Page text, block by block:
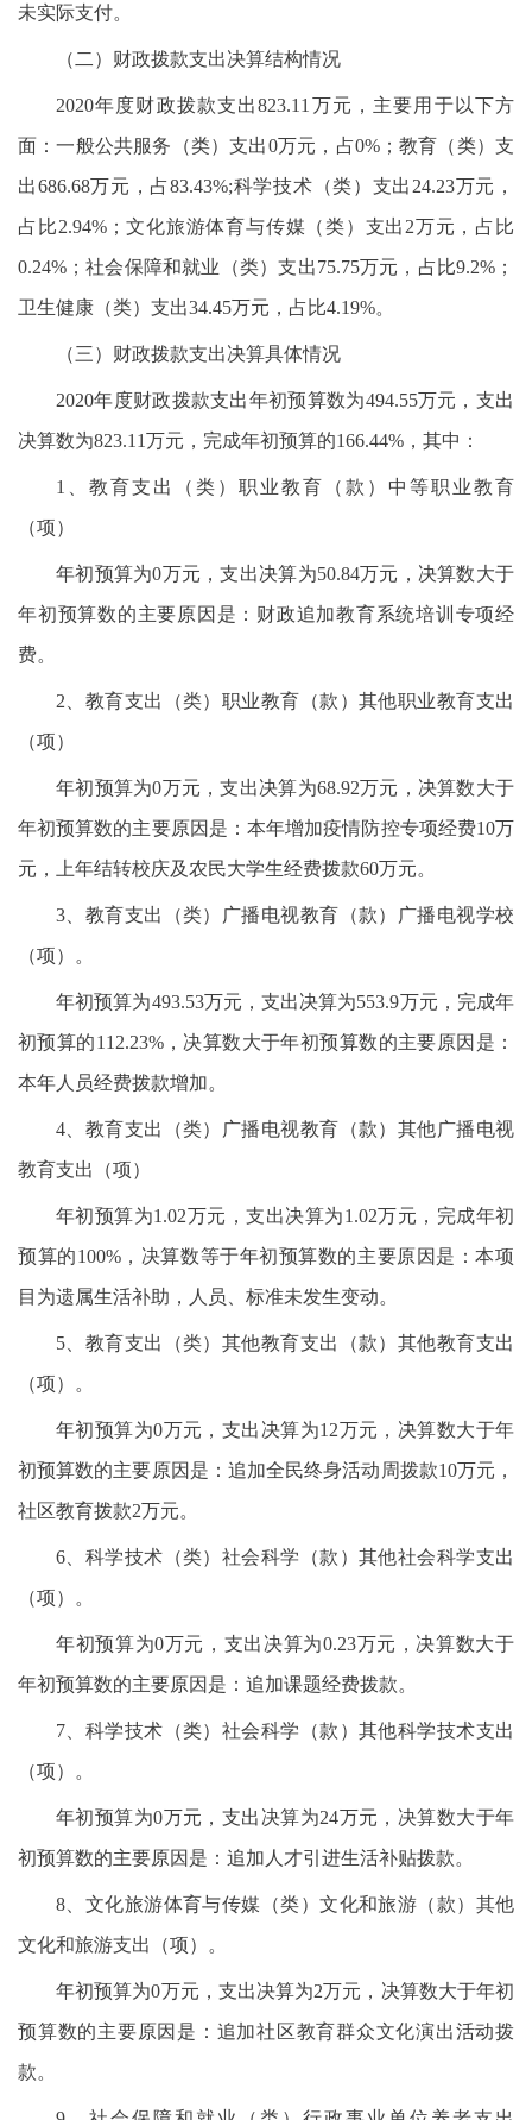
未实际支付。
（二）财政拨款支出决算结构情况
2020年度财政拨款支出823.11万元，主要用于以下方
面：一般公共服务（类）支出0万元，占0%；教育（类）支
出686.68万元，占83.43%;科学技术（类）支出24.23万元，
占比2.94%；文化旅游体育与传媒（类）支出2万元，占比
0.24%；社会保障和就业（类）支出75.75万元，占比9.2%；
卫生健康（类）支出34.45万元，占比4.19%。
（三）财政拨款支出决算具体情况
2020年度财政拨款支出年初预算数为494.55万元，支出
决算数为823.11万元，完成年初预算的166.44%，其中：
1、教育支出（类）职业教育（款）中等职业教育
（项）
年初预算为0万元，支出决算为50.84万元，决算数大于
年初预算数的主要原因是：财政追加教育系统培训专项经
费。
2、教育支出（类）职业教育（款）其他职业教育支出
（项）
年初预算为0万元，支出决算为68.92万元，决算数大于
年初预算数的主要原因是：本年增加疫情防控专项经费10万
元，上年结转校庆及农民大学生经费拨款60万元。
3、教育支出（类）广播电视教育（款）广播电视学校
（项）。
年初预算为493.53万元，支出决算为553.9万元，完成年
初预算的112.23%，决算数大于年初预算数的主要原因是：
本年人员经费拨款增加。
4、教育支出（类）广播电视教育（款）其他广播电视
教育支出（项）
年初预算为1.02万元，支出决算为1.02万元，完成年初
预算的100%，决算数等于年初预算数的主要原因是：本项
目为遗属生活补助，人员、标准未发生变动。
5、教育支出（类）其他教育支出（款）其他教育支出
（项）。
年初预算为0万元，支出决算为12万元，决算数大于年
初预算数的主要原因是：追加全民终身活动周拨款10万元，
社区教育拨款2万元。
6、科学技术（类）社会科学（款）其他社会科学支出
（项）。
年初预算为0万元，支出决算为0.23万元，决算数大于
年初预算数的主要原因是：追加课题经费拨款。
7、科学技术（类）社会科学（款）其他科学技术支出
（项）。
年初预算为0万元，支出决算为24万元，决算数大于年
初预算数的主要原因是：追加人才引进生活补贴拨款。
8、文化旅游体育与传媒（类）文化和旅游（款）其他
文化和旅游支出（项）。
年初预算为0万元，支出决算为2万元，决算数大于年初
预算数的主要原因是：追加社区教育群众文化演出活动拨
款。